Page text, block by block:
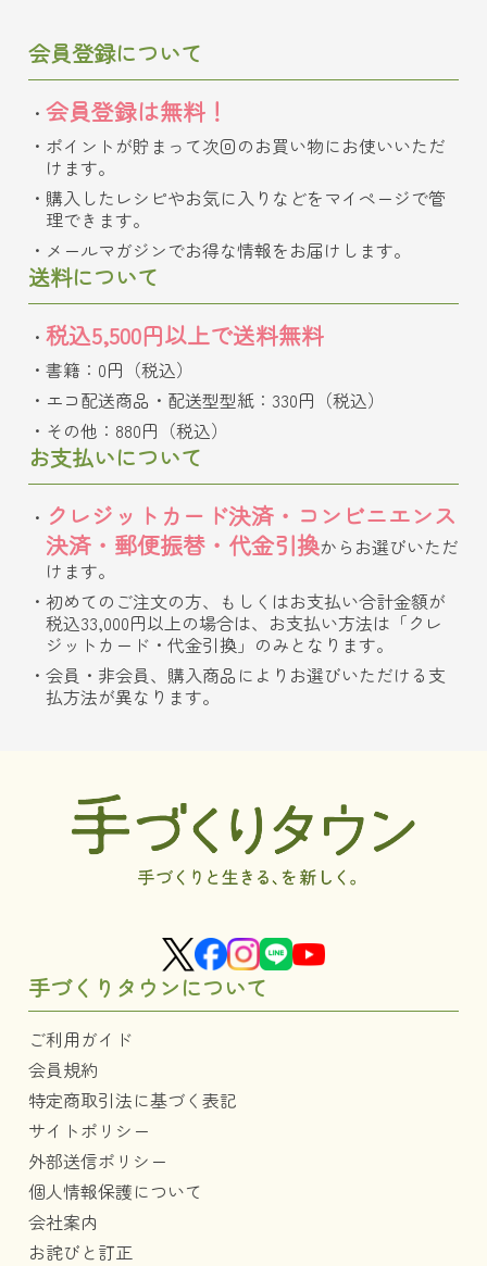
会員登録について
会員登録は無料！
ポイントが貯まって次回のお買い物にお使いいただ
けます。
購入したレシピやお気に入りなどをマイページで管
理できます。
メールマガジンでお得な情報をお届けします。
送料について
税込5,500円以上で送料無料
書籍：0円（税込）
エコ配送商品・配送型型紙：330円（税込）
その他：880円（税込）
お支払いについて
クレジットカード決済・コンビニエンス
決済・郵便振替・代金引換からお選びいただ
けます。
初めてのご注文の方、もしくはお支払い合計金額が
税込33,000円以上の場合は、お支払い方法は「クレ
ジットカード・代金引換」のみとなります。
会員・非会員、購入商品によりお選びいただける支
払方法が異なります。
手づくりタウンについて
ご利用ガイド
会員規約
特定商取引法に基づく表記
サイトポリシー
外部送信ポリシー
個人情報保護について
会社案内
お詫びと訂正